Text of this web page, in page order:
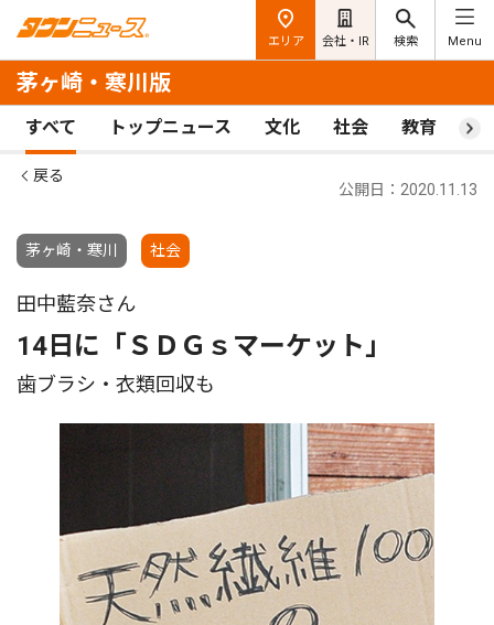
エリア 会社・IR 検索 Menu
茅ヶ崎・寒川版
すべて トップニュース 文化 社会 教育 ス
戻る
茅ヶ崎・寒川 社会
公開日：2020.11.13
田中藍奈さん
14日に「ＳＤＧｓマーケット」
歯ブラシ・衣類回収も